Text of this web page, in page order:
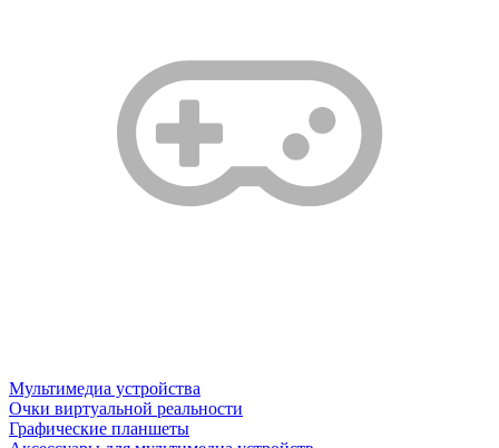
Мультимедиа устройства
Очки виртуальной реальности
Графические планшеты